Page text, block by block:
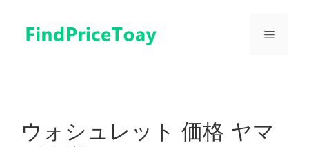
メ
ウォシュレット 価格 ヤマ